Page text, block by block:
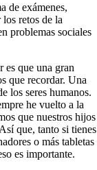
de exámenes,
retos de la
problemas sociales
es que una gran
que recordar. Una
los seres humanos.
he vuelto a la
que nuestros hijos
que, tanto si tienes
o más tabletas
es importante.